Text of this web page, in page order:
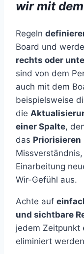
wir mit
Regeln
Board und
rechts oder
sind von dem
auch mit dem
beispielsweise
die
einer Spalte,
das Priorisieren
Einarbeitung
Wir-Gefühl aus.
Achte auf
und sichtbare
jedem Zeitpunkt
eliminiert